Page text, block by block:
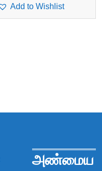
Add to Wishlist
அண்மைய